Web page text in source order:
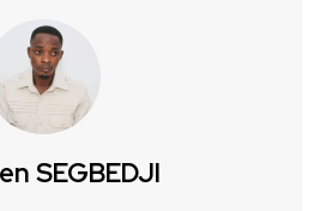
SEGBEDJI